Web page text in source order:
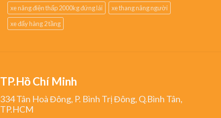
xe nâng điện thấp 2000kg đứng lái
xe thang nâng người
xe đẩy hàng 2 tầng
TP.Hồ Chí Minh
334 Tân Hoà Đông, P. Bình Trị Đông, Q.Bình Tân,
TP.HCM